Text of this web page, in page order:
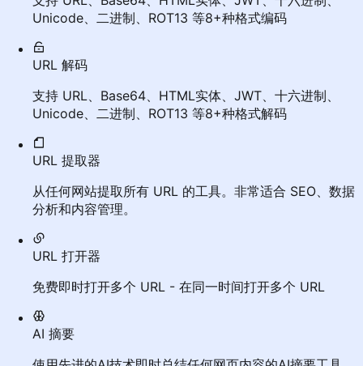
Unicode、二进制、ROT13 等8+种格式编码
URL 解码
支持 URL、Base64、HTML实体、JWT、十六进制、
Unicode、二进制、ROT13 等8+种格式解码
URL 提取器
从任何网站提取所有 URL 的工具。非常适合 SEO、数据
分析和内容管理。
URL 打开器
免费即时打开多个 URL - 在同一时间打开多个 URL
AI 摘要